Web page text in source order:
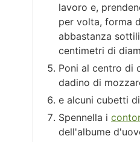
lavoro e,
per volta, forma
abbastanza
centimetri di
Poni al centro di
dadino di
e alcuni cubetti
Spennella i
dell'albume